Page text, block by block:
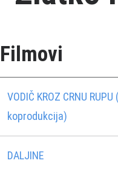
Filmovi
VODIČ KROZ CRNU
koprodukcija)
DALJINE